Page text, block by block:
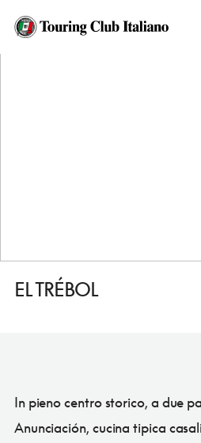
HOME
EL TRÉBOL
In pieno centro storico, a due
Anunciación, cucina tipica